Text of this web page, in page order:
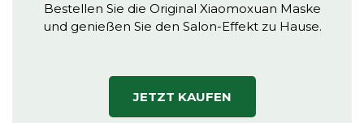
Bestellen Sie die Original Xiaomoxuan Maske
und genießen Sie den Salon-Effekt zu Hause.
JETZT KAUFEN